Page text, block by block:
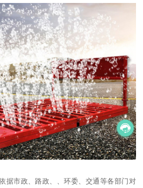
据市政、路政、、环委、交通等各部门对